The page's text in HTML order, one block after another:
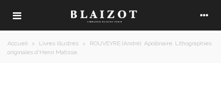
Accueil > Livres illustrés >
ROUVEYRE (André). Apollinaire. Lithographies
originales d'Henri Matisse.